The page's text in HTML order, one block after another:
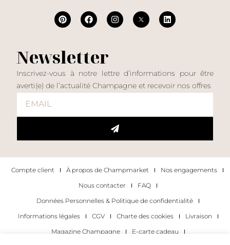
Newsletter
Inscrivez-vous à notre lettre d’informations pour être
averti(e) de l’actualité Champagne et recevoir nos offres
Compte client À propos de Champmarket
Nos engagements
Nous contacter
FAQ
Données Personnelles & Politique de confidentialité
Informations légales
CGV Charte des cookies
Livraison
Magazine Champagne
E-carte cadeau